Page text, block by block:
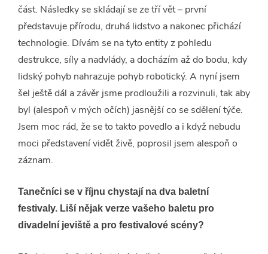
část. Následky se skládají se ze tří vět – první
představuje přírodu, druhá lidstvo a nakonec přichází
technologie. Dívám se na tyto entity z pohledu
destrukce, síly a nadvlády, a docházím až do bodu, kdy
lidský pohyb nahrazuje pohyb robotický. A nyní jsem
šel ještě dál a závěr jsme prodloužili a rozvinuli, tak aby
byl (alespoň v mých očích) jasnější co se sdělení týče.
Jsem moc rád, že se to takto povedlo a i když nebudu
moci představení vidět živě, poprosil jsem alespoň o
záznam.
Tanečníci se v říjnu chystají na dva baletní
festivaly. Liší nějak verze vašeho baletu pro
divadelní jeviště a pro festivalové scény?